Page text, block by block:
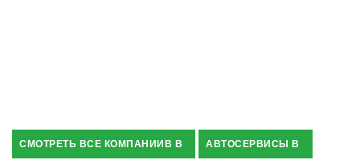
СМОТРЕТЬ ВСЕ КОМПАНИИВ В АВТОСЕРВИСЫ В